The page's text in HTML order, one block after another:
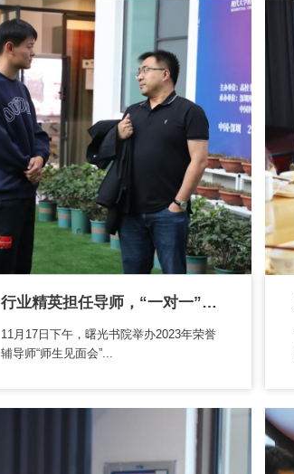
行业精英担任导师，“一对一”指导本科...
11月17日下午，曙光书院举办2023年荣誉
辅导师“师生见面会”...